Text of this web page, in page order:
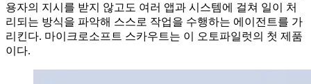
용자의 지시를 받지 않고도 여러 앱과 시스템에 걸쳐 일이 처
리되는 방식을 파악해 스스로 작업을 수행하는 에이전트를 가
리킨다. 마이크로소프트 스카우트는 이 오토파일럿의 첫 제품
이다.